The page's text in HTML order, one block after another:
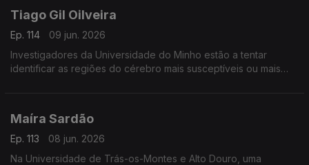
Tiago Gil Oilveira
Ep. 114
09 jun. 2026
Investigadores da Universidade do Minho estão a tentar
identificar as regiões do cérebro mais susceptíveis ou mais
Maíra Sardão
Ep. 113
08 jun. 2026
Na Universidade de Trás-os-Montes e Alto Douro, uma